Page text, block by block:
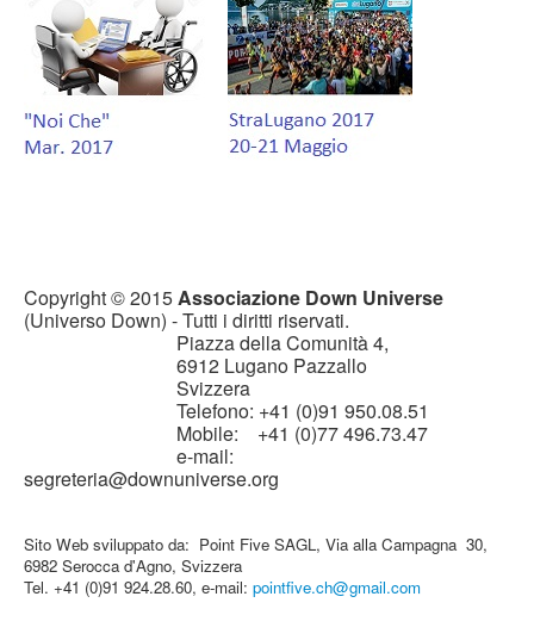
Copyright © 2015 Associazione Down Universe
(Universo Down) - Tutti i diritti riservati.
Piazza della Comunità 4,
6912 Lugano Pazzallo
Svizzera
Telefono: +41 (0)91 950.08.51
Mobile: +41 (0)77 496.73.47
e-mail:
segreteria@downuniverse.org
Sito Web sviluppato da: Point Five SAGL, Via alla Campagna 30,
6982 Serocca d'Agno, Svizzera
Tel. +41 (0)91 924.28.60, e-mail: pointfive.ch@gmail.com